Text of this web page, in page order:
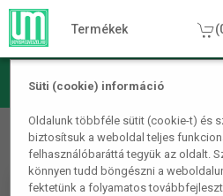
Süti (cookie) információ
Oldalunk többféle sütit (cookie-t) és
biztosítsuk a weboldal teljes
felhasználóbaráttá tegyük az oldalt.
könnyen tudd böngészni a
fektetünk a folyamatos
Termékek
Kerti termékek Kertészkedés
magaságyás